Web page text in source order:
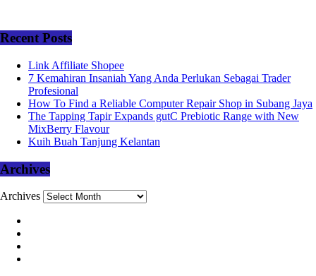
Recent Posts
Link Affiliate Shopee
7 Kemahiran Insaniah Yang Anda Perlukan Sebagai Trader
Profesional
How To Find a Reliable Computer Repair Shop in Subang Jaya
The Tapping Tapir Expands gutC Prebiotic Range with New
MixBerry Flavour
Kuih Buah Tanjung Kelantan
Archives
Archives